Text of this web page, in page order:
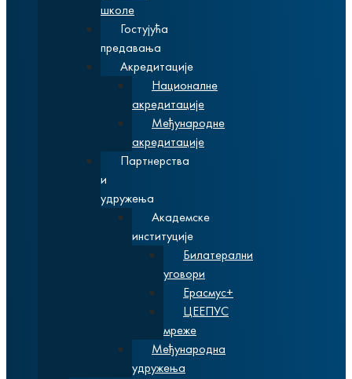
школе
Гостујућа
предавања
Акредитације
Националне
акредитације
Међународне
акредитације
Партнерства
и
удружења
Академске
институције
Билатерални
уговори
Ерасмус+
ЦЕЕПУС
мреже
Међународна
удружења